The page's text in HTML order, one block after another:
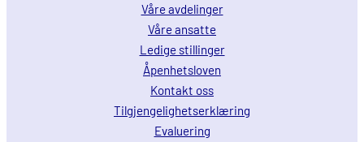
Våre avdelinger
Våre ansatte
Ledige stillinger
Åpenhetsloven
Kontakt oss
Tilgjengelighetserklæring
Evaluering